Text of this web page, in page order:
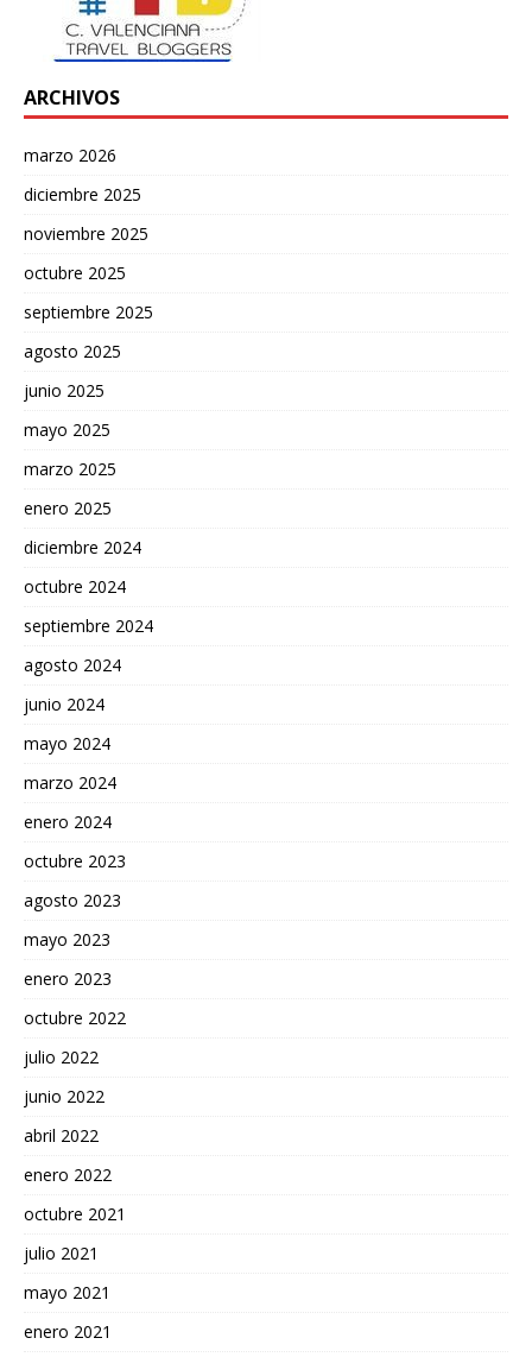
ARCHIVOS
marzo 2026
diciembre 2025
noviembre 2025
octubre 2025
septiembre 2025
agosto 2025
junio 2025
mayo 2025
marzo 2025
enero 2025
diciembre 2024
octubre 2024
septiembre 2024
agosto 2024
junio 2024
mayo 2024
marzo 2024
enero 2024
octubre 2023
agosto 2023
mayo 2023
enero 2023
octubre 2022
julio 2022
junio 2022
abril 2022
enero 2022
octubre 2021
julio 2021
mayo 2021
enero 2021